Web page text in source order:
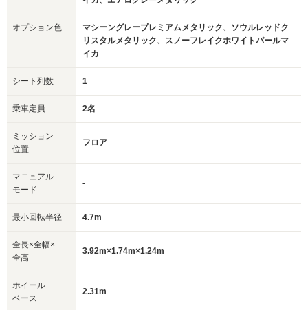
オプション色
マシーングレープレミアムメタリック、ソウルレッドク
リスタルメタリック、スノーフレイクホワイトパールマ
イカ
シート列数 1
乗車定員 2名
ミッション
位置
フロア
マニュアル
モード
-
最小回転半径 4.7m
全長×全幅×
全高
3.92m×1.74m×1.24m
ホイール
ベース
2.31m